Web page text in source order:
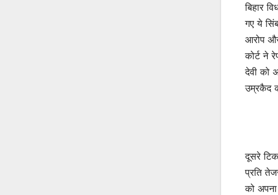
बिहार
गए ये
आरोप
कोर्ट ने
देवी को
उम्रकैद
दूसरे
प्रति
को